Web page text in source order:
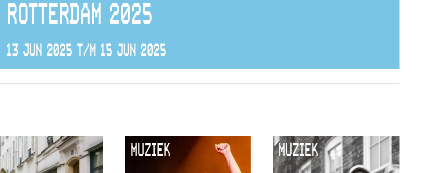
ROTTERDAM 2025
13 JUN 2025 T/M 15 JUN 2025
MUZIEK MUZIEK